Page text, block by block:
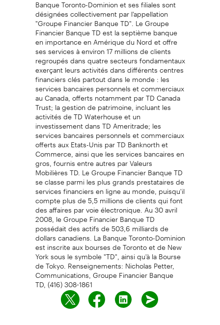
désignées collectivement par l'appellation
"Groupe Financier Banque TD". Le Groupe
Financier Banque TD est la septième banque
en importance en Amérique du Nord et offre
ses services à environ 17 millions de clients
regroupés dans quatre secteurs fondamentaux
exerçant leurs activités dans différents centres
financiers clés partout dans le monde : les
services bancaires personnels et commerciaux
au Canada, offerts notamment par TD Canada
Trust; la gestion de patrimoine, incluant les
activités de TD Waterhouse et un
investissement dans TD Ameritrade; les
services bancaires personnels et commerciaux
offerts aux Etats-Unis par TD Banknorth et
Commerce, ainsi que les services bancaires en
gros, fournis entre autres par Valeurs
Mobilières TD. Le Groupe Financier Banque TD
se classe parmi les plus grands prestataires de
services financiers en ligne au monde, puisqu'il
compte plus de 5,5 millions de clients qui font
des affaires par voie électronique. Au 30 avril
2008, le Groupe Financier Banque TD
possédait des actifs de 503,6 milliards de
dollars canadiens. La Banque Toronto-Dominion
est inscrite aux bourses de Toronto et de New
York sous le symbole "TD", ainsi qu'à la Bourse
de Tokyo. Renseignements: Nicholas Petter,
Communications, Groupe Financier Banque
TD, (416) 308-1861